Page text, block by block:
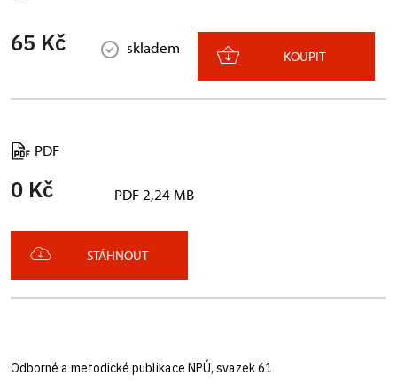
65 Kč skladem KOUPIT
PDF
0 Kč PDF 2,24 MB
STÁHNOUT
Odborné a metodické publikace NPÚ, svazek 61